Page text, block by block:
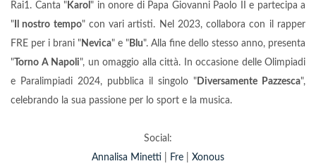
Rai1. Canta " Karol " in onore di Papa Giovanni Paolo II e partecipa a
" Il nostro tempo" con vari artisti. Nel 2023, collabora con il rapper
FRE per i brani "Nevica" e " Blu". Alla fine dello stesso anno, presenta
" Torno A Napoli", un omaggio alla città. In occasione delle Olimpiadi
e Paralimpiadi 2024, pubblica il singolo " Diversamente Pazzesca",
celebrando la sua passione per lo sport e la musica.
Social:
Annalisa Minetti
Fre Xonous